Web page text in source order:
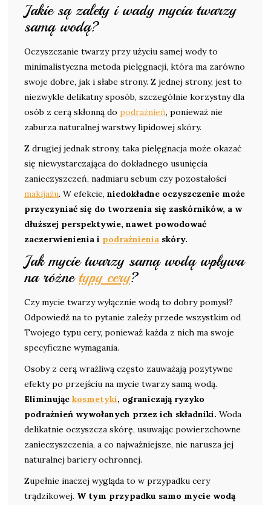
Jakie są zalety i wady mycia twarzy
samą wodą?
Oczyszczanie twarzy przy użyciu samej wody to
minimalistyczna metoda pielęgnacji, która ma zarówno
swoje dobre, jak i słabe strony. Z jednej strony, jest to
niezwykle delikatny sposób, szczególnie korzystny dla
osób z cerą skłonną do podrażnień, ponieważ nie
zaburza naturalnej warstwy lipidowej skóry.
Z drugiej jednak strony, taka pielęgnacja może okazać
się niewystarczająca do dokładnego usunięcia
zanieczyszczeń, nadmiaru sebum czy pozostałości
makijażu. W efekcie, niedokładne oczyszczenie może
przyczyniać się do tworzenia się zaskórników, a w
dłuższej perspektywie, nawet powodować
zaczerwienienia i podrażnienia skóry.
Jak mycie twarzy samą wodą wpływa
na różnetypy cery?
Czy mycie twarzy wyłącznie wodą to dobry pomysł?
Odpowiedź na to pytanie zależy przede wszystkim od
Twojego typu cery, ponieważ każda z nich ma swoje
specyficzne wymagania.
Osoby z cerą wrażliwą często zauważają pozytywne
efekty po przejściu na mycie twarzy samą wodą.
Eliminując kosmetyki, ograniczają ryzyko
podrażnień wywołanych przez ich składniki. Woda
delikatnie oczyszcza skórę, usuwając powierzchowne
zanieczyszczenia, a co najważniejsze, nie narusza jej
naturalnej bariery ochronnej.
Zupełnie inaczej wygląda to w przypadku cery
trądzikowej. W tym przypadku samo mycie wodą